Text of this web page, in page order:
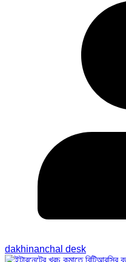
dakhinanchal desk